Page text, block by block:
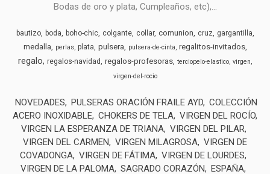
Bodas de oro y plata, Cumpleaños, etc),...
bautizo boda boho-chic colgante collar comunion cruz gargantilla
medalla perlas plata pulsera pulsera-de-cinta regalitos-invitados
regalo regalos-navidad regalos-profesoras terciopelo-elastico virgen
virgen-del-rocio
NOVEDADES PULSERAS ORACIÓN FRAILE AYD COLECCIÓN
ACERO INOXIDABLE CHOKERS DE TELA VIRGEN DEL ROCÍO
VIRGEN LA ESPERANZA DE TRIANA VIRGEN DEL PILAR
VIRGEN DEL CARMEN
VIRGEN MILAGROSA VIRGEN DE
COVADONGA VIRGEN DE FÁTIMA VIRGEN DE LOURDES
VIRGEN DE LA PALOMA SAGRADO CORAZÓN
ESPAÑA